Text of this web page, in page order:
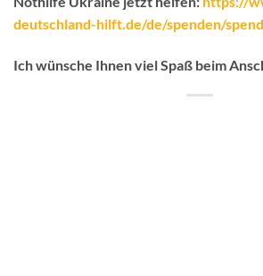
deutschland-hilft.de/de/spenden/
Ich wünsche Ihnen viel Spaß beim